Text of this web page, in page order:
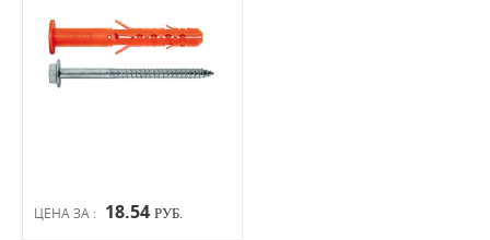
ЦЕНА ЗА : 18.54 РУБ.